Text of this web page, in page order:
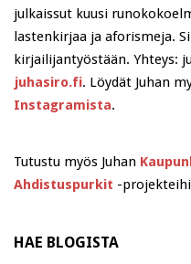
julkaissut kuusi
lastenkirjaa ja aforismeja.
kirjailijantyöstään. Yhteys:
juhasiro.fi. Löydät Juhan
Instagramista.
Tutustu myös Juhan
Ahdistuspurkit -
HAE BLOGISTA